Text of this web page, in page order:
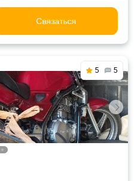
Связаться
5 5